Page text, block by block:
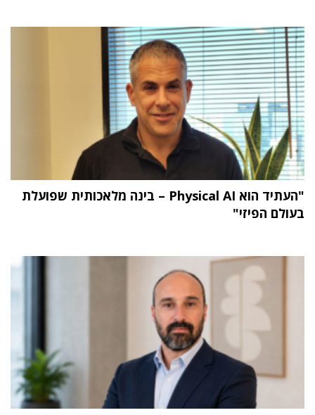
"העתיד הוא Physical AI – בינה מלאכותית שפועלת
בעולם הפיזי"